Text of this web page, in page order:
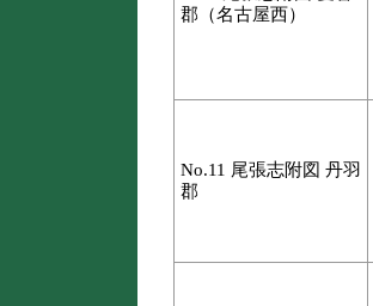
郡（名古屋西）
No.11 尾張志附図 丹羽
郡